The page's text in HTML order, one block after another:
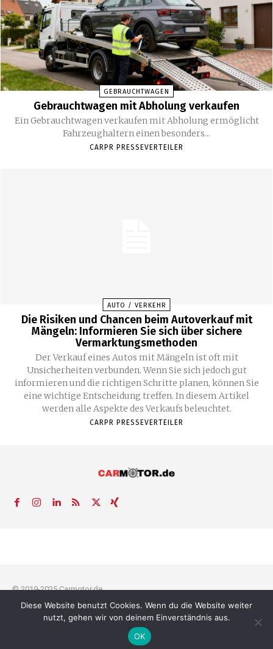
GEBRAUCHTWAGEN
Gebrauchtwagen mit Abholung verkaufen
Ein Gebrauchtwagen verkaufen mit Abholung ermöglicht
Fahrzeughaltern einen besonders...
CARPR PRESSEVERTEILER
AUTO / VERKEHR
Die Risiken und Chancen beim Autoverkauf mit
Mängeln: Informieren Sie sich über sichere
Vermarktungsmethoden
Der Verkauf eines Autos mit Mängeln ist oft mit
Unsicherheiten verbunden. Wenn Sie sich jedoch gut
informieren und die richtigen Schritte planen, können Sie
eine wichtige Entscheidung treffen. In diesem Artikel
werden alle Aspekte des Verkaufs beleuchtet.
CARPR PRESSEVERTEILER
© 2019-2025 Carmotor.de
AGB Datenschutzerklärung FAQ Kontakt Impressum
News
Pressemitteilung veröffentlichen
Diese Website benutzt Cookies. Wenn du die Website weiter
nutzt, gehen wir von deinem Einverständnis aus.
OK